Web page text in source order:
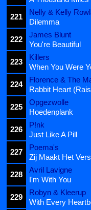
221
Nelly & Kelly
Dilemma
222
James Blunt
You're Beautiful
223
Killers
When You Were
224
Florence & The
Rabbit Heart
225
Opgezwolle
Hoedenplank
226
P!nk
Just Like A Pill
227
Poema's
Zij Maakt Het
228
Avril Lavigne
I'm With You
229
Robyn & Kleerup
With Every